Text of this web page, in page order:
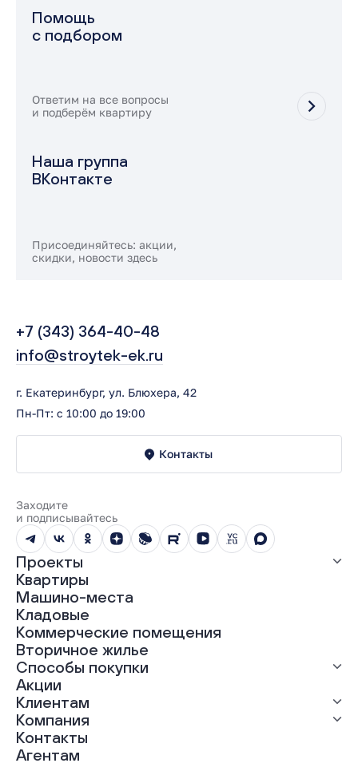
Помощь
с подбором
Ответим на все вопросы
и подберём квартиру
Наша группа
ВКонтакте
Присоединяйтесь: акции,
скидки, новости здесь
+7 (343) 364-40-48
info@stroytek-ek.ru
г. Екатеринбург, ул. Блюхера, 42
Пн-Пт: с 10:00 до 19:00
Контакты
Заходите
и подписывайтесь
Проекты
Все проекты
ЖК «Абрикос»
ЖК «Гравитация»
ЖК «Грин Гарден»
ЖК «Динамика»
ЖК «Мохито»
ЖК «Современник»
ЖК «Янтарная долина»
Квартиры
Машино-места
Кладовые
Коммерческие помещения
Вторичное жилье
Способы покупки
Выгодная ипотека
Рассрочка
Материнский капитал
Трейд-ин
100% оплата
Акции
Клиентам
Ход строительства
Документы
Компания
О нас
Контакты
Агентам